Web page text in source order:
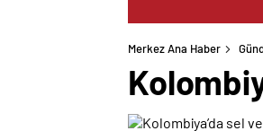
Merkez Ana Haber